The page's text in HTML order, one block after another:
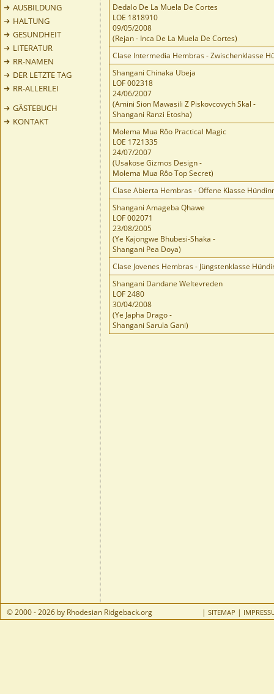
AUSBILDUNG
HALTUNG
GESUNDHEIT
LITERATUR
RR-NAMEN
DER LETZTE TAG
RR-ALLERLEI
GÄSTEBUCH
KONTAKT
Dedalo De La Muela De Cortes
LOE 1818910
09/05/2008
(Rejan - Inca De La Muela De Cortes)
Clase Intermedia Hembras - Zwischenklasse
Shangani Chinaka Ubeja
LOF 002318
24/06/2007
(Amini Sion Mawasili Z Piskovcovych Skal -
Shangani Ranzi Etosha)
Molema Mua Rôo Practical Magic
LOE 1721335
24/07/2007
(Usakose Gizmos Design -
Molema Mua Rôo Top Secret)
Clase Abierta Hembras - Offene Klasse
Shangani Amageba Qhawe
LOF 002071
23/08/2005
(Ye Kajongwe Bhubesi-Shaka -
Shangani Pea Doya)
Clase Jovenes Hembras - Jüngstenklasse
Shangani Dandane Weltevreden
LOF 2480
30/04/2008
(Ye Japha Drago -
Shangani Sarula Gani)
© 2000 - 2026 by Rhodesian Ridgeback.org | SITEMAP |